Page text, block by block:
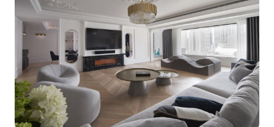
全室從一樓交誼廳，二樓的精緻公領域，到三樓的豪華臥
室，每一個細節都悄然呢喃著生活的詩意，也傳遞著藝
術、品味，展演著燦爛人生新篇章。